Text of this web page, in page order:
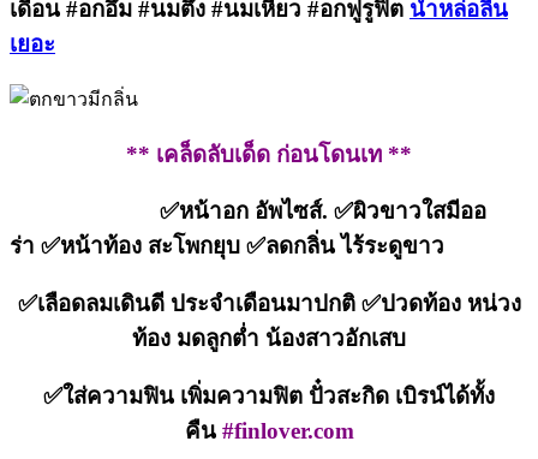
เดือน #อกอึ๋ม #นมตึ๋ง #นมเหี่ยว #อกฟูรูฟิต น้ำหล่อลื่น
เยอะ
** เคล็ดลับเด็ด ก่อนโดนเท **
✅หน้าอก อัพไซส์. ✅ผิวขาวใสมีออ
ร่า ✅หน้าท้อง สะโพกยุบ ✅ลดกลิ่น ไร้ระดูขาว
✅เลือดลมเดินดี ประจำเดือนมาปกติ ✅ปวดท้อง หน่วง
ท้อง มดลูกต่ำ น้องสาวอักเสบ
✅ใส่ความฟิน เพิ่มความฟิต ปั๋วสะกิด เบิรน์ได้ทั้ง
คืน #finlover.com